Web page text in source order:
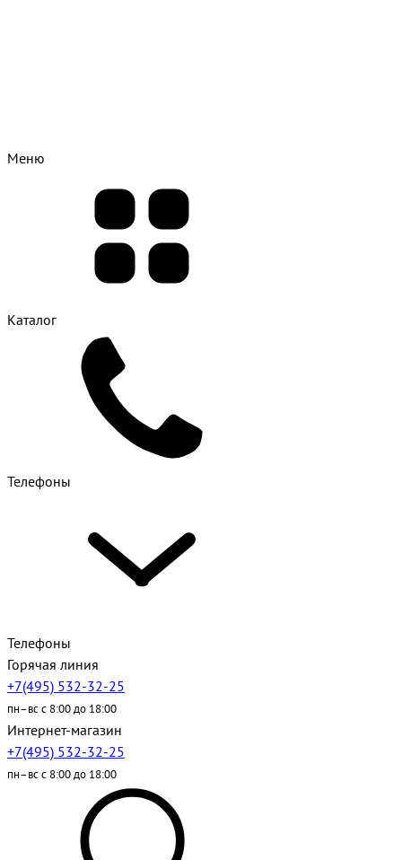
Меню
Каталог
Телефоны
Телефоны
Горячая линия
+7(495) 532-32-25
пн–вс с 8:00 до 18:00
Интернет-магазин
+7(495) 532-32-25
пн–вс с 8:00 до 18:00